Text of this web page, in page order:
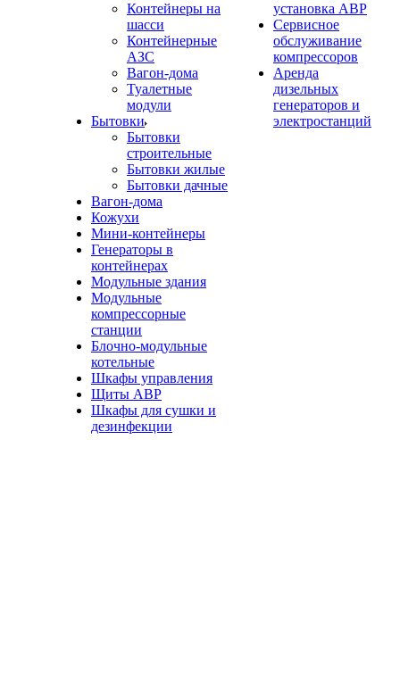
Контейнеры на
шасси
Контейнерные
АЗС
Вагон-дома
Туалетные
модули
Бытовки
Бытовки
строительные
Бытовки жилые
Бытовки дачные
Вагон-дома
Кожухи
Мини-контейнеры
Генераторы в
контейнерах
Модульные здания
Модульные
компрессорные
станции
Блочно-модульные
котельные
Шкафы управления
Щиты АВР
Шкафы для сушки и
дезинфекции
установка АВР
Сервисное
обслуживание
компрессоров
Аренда
дизельных
генераторов и
электростанций